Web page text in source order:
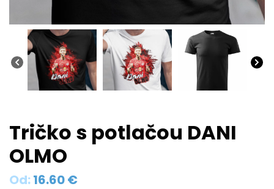
Tričko s potlačou DANI
OLMO
Od:16.60€